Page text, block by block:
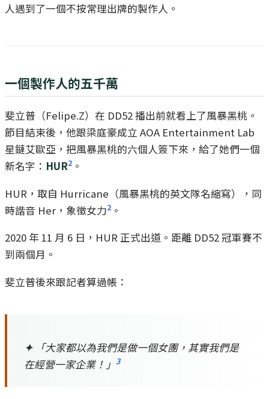
人遇到了一個不按常理出牌的製作人。
一個製作人的五千萬
斐立普（Felipe.Z）在 DD52 播出前就看上了風暴黑桃。
節目結束後，他跟梁庭豪成立 AOA Entertainment Lab
星鏈艾歐亞，把風暴黑桃的六個人簽下來，給了她們一個
新名字： HUR2 。
HUR，取自 Hurricane（風暴黑桃的英文隊名縮寫），同
時諧音 Her，象徵女力2 。
2020 年 11 月 6 日，HUR 正式出道。距離 DD52 冠軍賽不
到兩個月。
斐立普後來跟記者算過帳：
✦「大家都以為我們是做一個女團，其實我們是
在經營一家企業！」 3